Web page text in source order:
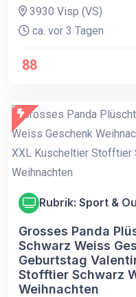
3930 Visp (VS)
ca. vor 3 Tagen
88
Rubrik: Sport &
Grosses Panda
Schwarz Weiss
Geburtstag
Stofftier Schwarz
Weihnachten